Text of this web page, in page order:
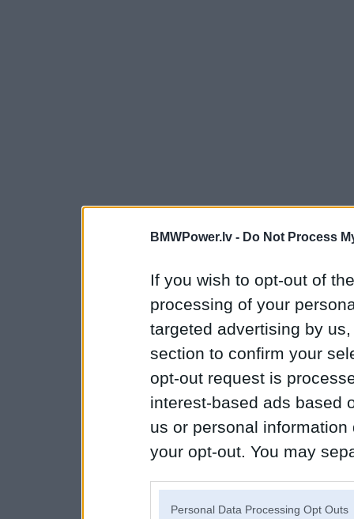
BMWPower.lv - Do Not Process
If you wish to opt-out of
processing of your
targeted advertising by
section to confirm your
opt-out request is
interest-based ads based
us or personal
your opt-out. You may
Personal Data Processing Opt Outs